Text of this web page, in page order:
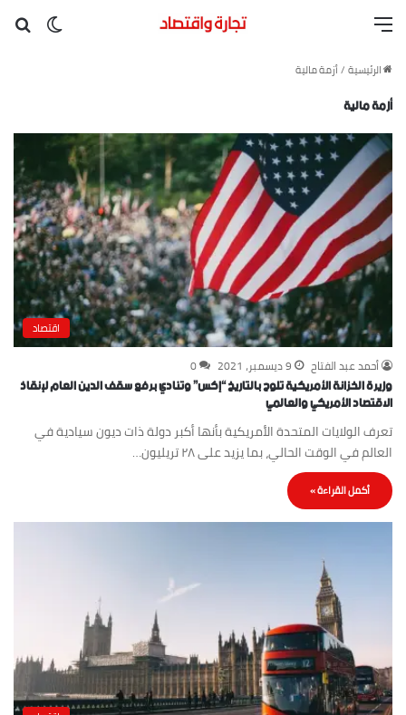
القائمة
الرئيسية /أزمة مالية
أزمة مالية
اقتصاد
أحمد عبد الفتاح 9 ديسمبر، 2021 0
وزيرة الخزانة الأمريكية تلوح بالتاريخ “إكس” وتنادي برفع سقف الدين العام لإنقاذ
الاقتصاد الأمريكي والعالمي
تعرف الولايات المتحدة الأمريكية بأنها أكبر دولة ذات ديون سيادية في
العالم في الوقت الحالي، بما يزيد على ٢٨ تريليون…
أكمل القراءة »